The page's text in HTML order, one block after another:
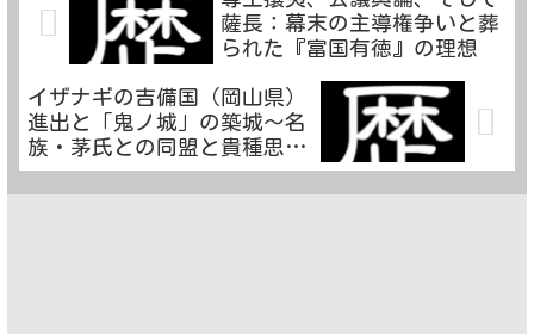
薩長：幕末の主導権争いと葬
られた『富国有徳』の理想
イザナギの吉備国（岡山県）
進出と「鬼ノ城」の築城～名
族・茅氏との同盟と貴種思想
～